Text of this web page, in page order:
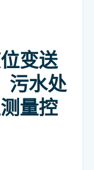
变送
污水处
量控